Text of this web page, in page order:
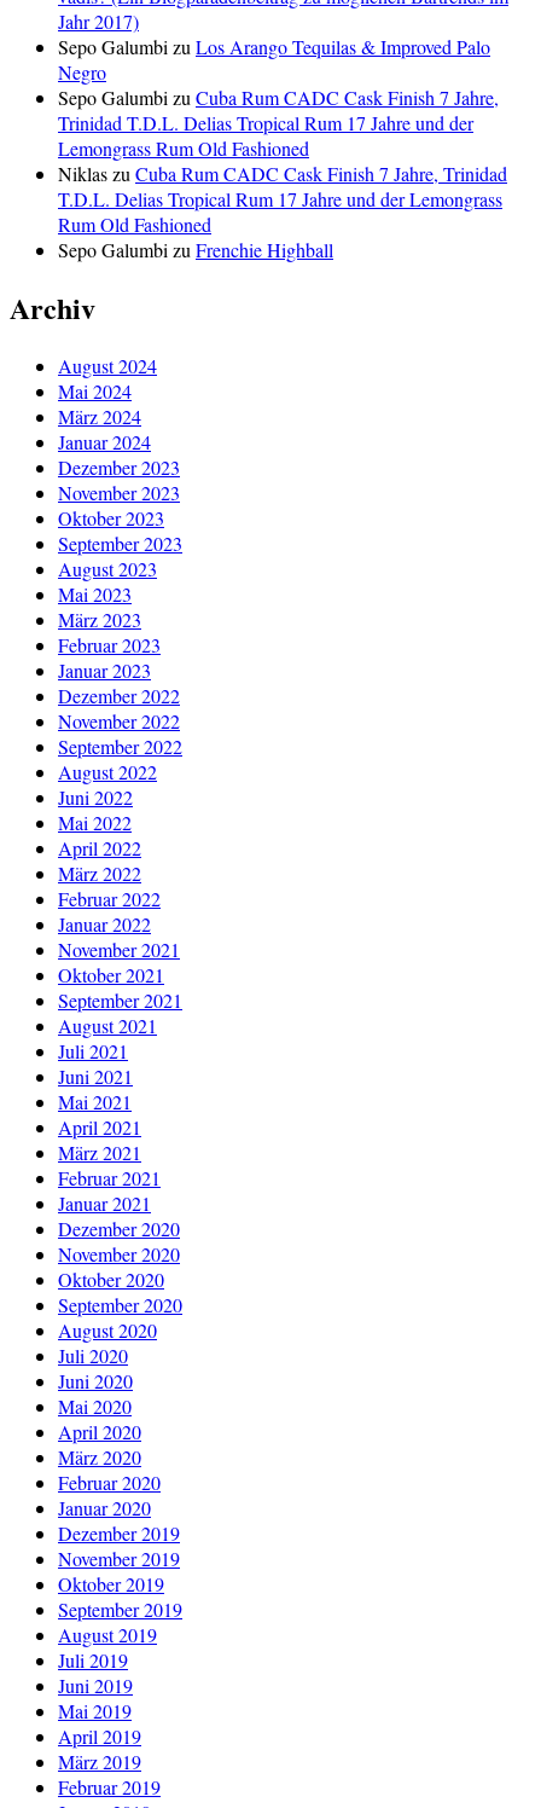
Jahr 2017)
Sepo Galumbi zu Los Arango Tequilas & Improved Palo
Negro
Sepo Galumbi zu Cuba Rum CADC Cask Finish 7 Jahre,
Trinidad T.D.L. Delias Tropical Rum 17 Jahre und der
Lemongrass Rum Old Fashioned
Niklaszu Cuba Rum CADC Cask Finish 7 Jahre, Trinidad
T.D.L. Delias Tropical Rum 17 Jahre und der Lemongrass
Rum Old Fashioned
Sepo Galumbi zu Frenchie Highball
Archiv
August 2024
Mai 2024
März 2024
Januar 2024
Dezember 2023
November 2023
Oktober 2023
September 2023
August 2023
Mai 2023
März 2023
Februar 2023
Januar 2023
Dezember 2022
November 2022
September 2022
August 2022
Juni 2022
Mai 2022
April 2022
März 2022
Februar 2022
Januar 2022
November 2021
Oktober 2021
September 2021
August 2021
Juli 2021
Juni 2021
Mai 2021
April 2021
März 2021
Februar 2021
Januar 2021
Dezember 2020
November 2020
Oktober 2020
September 2020
August 2020
Juli 2020
Juni 2020
Mai 2020
April 2020
März 2020
Februar 2020
Januar 2020
Dezember 2019
November 2019
Oktober 2019
September 2019
August 2019
Juli 2019
Juni 2019
Mai 2019
April 2019
März 2019
Februar 2019